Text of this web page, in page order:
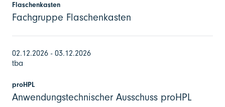
Flaschenkasten
Fachgruppe Flaschenkasten
02.12.2026 - 03.12.2026
tba
proHPL
Anwendungstechnischer Ausschuss proHPL